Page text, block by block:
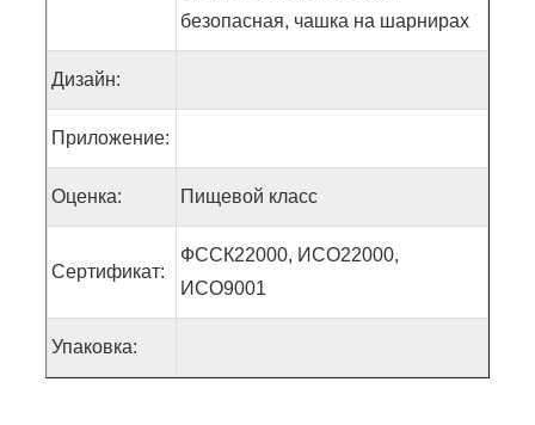
безопасная, чашка на шарнирах
Дизайн:
Приложение:
Оценка: Пищевой класс
Сертификат:
ФССК22000, ИСО22000,
ИСО9001
Упаковка: